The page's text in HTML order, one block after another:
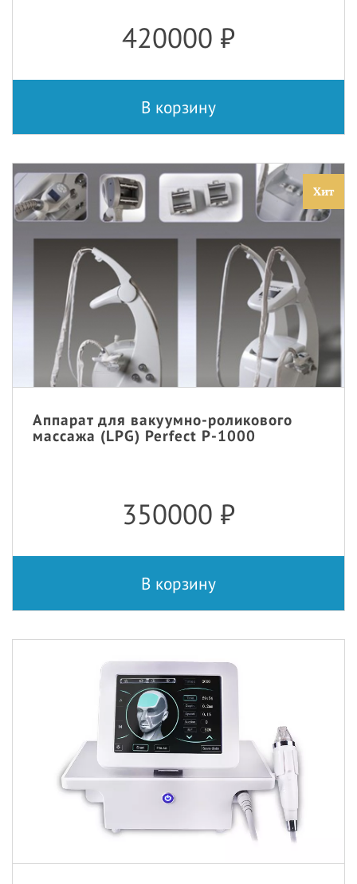
420000 ₽
В корзину
Хит
Аппарат для вакуумно-роликового
массажа (LPG) Perfect P-1000
350000 ₽
В корзину